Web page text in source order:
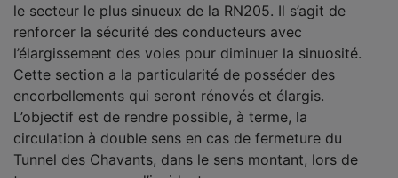
le secteur le plus sinueux de la RN205. Il s’agit de
renforcer la sécurité des conducteurs avec
l’élargissement des voies pour diminuer la sinuosité.
Cette section a la particularité de posséder des
encorbellements qui seront rénovés et élargis.
L’objectif est de rendre possible, à terme, la
circulation à double sens en cas de fermeture du
Tunnel des Chavants, dans le sens montant, lors de